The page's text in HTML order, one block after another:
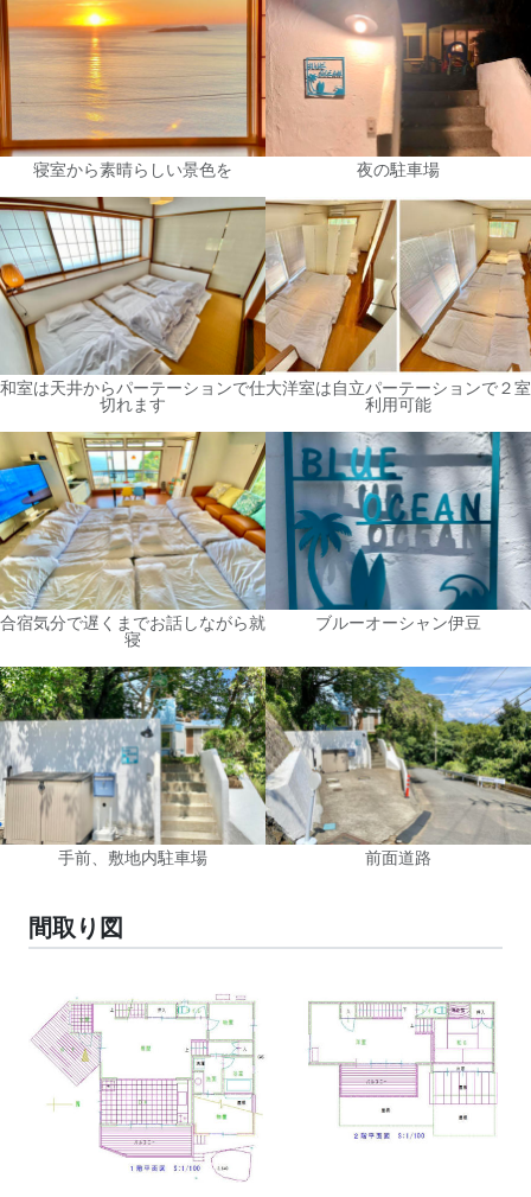
寝室から素晴らしい景色を 夜の駐車場
和室は天井からパーテーションで仕
切れます
大洋室は自立パーテーションで２室
利用可能
合宿気分で遅くまでお話しながら就
寝
ブルーオーシャン伊豆
手前、敷地内駐車場 前面道路
間取り図